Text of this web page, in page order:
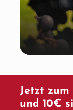
Jetzt zum
und 10€